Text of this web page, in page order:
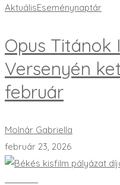
AktuálisEseménynaptár
Opus Titánok
Versenyén
február
Molnár Gabriella
február 23, 2026